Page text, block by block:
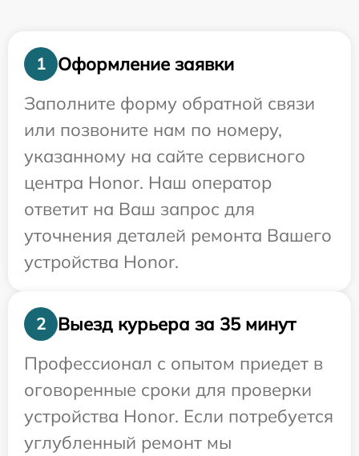
1
Оформление заявки
Заполните форму обратной связи
или позвоните нам по номеру,
указанному на сайте сервисного
центра Honor. Наш оператор
ответит на Ваш запрос для
уточнения деталей ремонта Вашего
устройства Honor.
2
Выезд курьера за 35 минут
Профессионал с опытом приедет в
оговоренные сроки для проверки
устройства Honor. Если потребуется
углубленный ремонт мы